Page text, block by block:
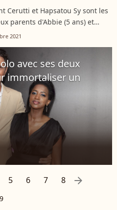
Cerutti et Hapsatou Sy sont les
parents d'Abbie (5 ans) et
2 ans). Récemment, père
Si de son côté l'animateur...
2021
avec ses deux
immortaliser un
5 6 7 8
9
arrow_right